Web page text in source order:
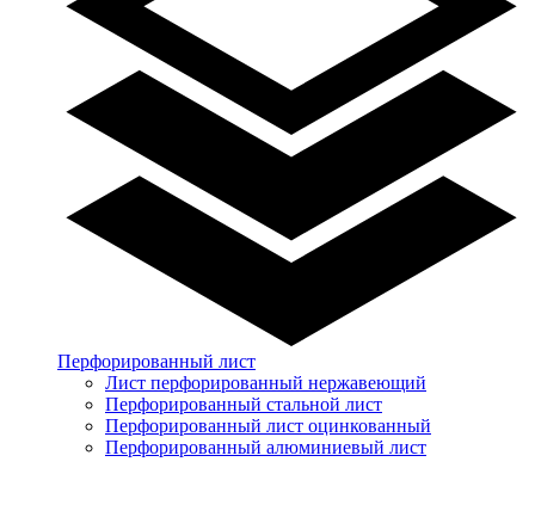
Перфорированный лист
Лист перфорированный нержавеющий
Перфорированный стальной лист
Перфорированный лист оцинкованный
Перфорированный алюминиевый лист